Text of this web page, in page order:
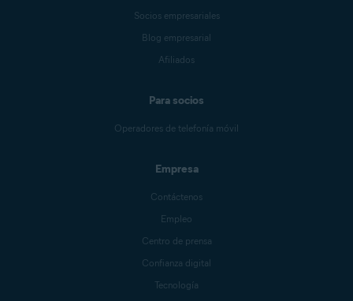
Socios empresariales
Blog empresarial
Afiliados
Para socios
Operadores de telefonía móvil
Empresa
Contáctenos
Empleo
Centro de prensa
Confianza digital
Tecnología